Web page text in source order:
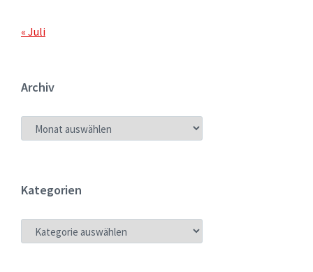
« Juli
Archiv
ARCHIV
Kategorien
KATEGORIEN